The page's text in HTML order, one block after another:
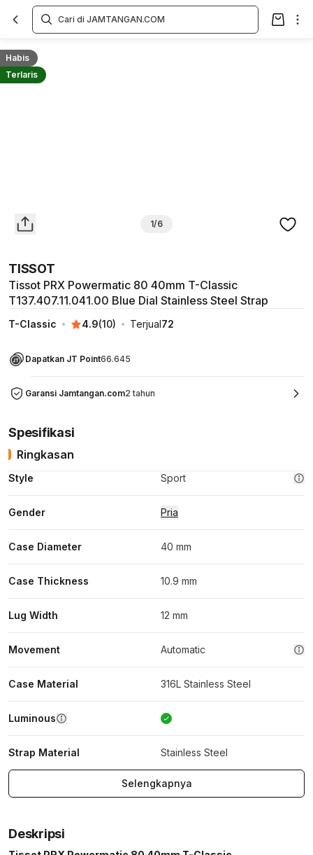
Habis
Terlaris
1/6
TISSOT
Tissot PRX Powermatic 80 40mm T-Classic
T137.407.11.041.00 Blue Dial Stainless Steel Strap
T-Classic 4.9(10) Terjual72
Dapatkan JT Point66.645
Garansi Jamtangan.com2 tahun
Overview
Spesifikasi
Ringkasan
Style Sport
Gender Pria
Case Diameter 40 mm
Case Thickness 10.9 mm
Lug Width 12 mm
Movement Automatic
Case Material 316L Stainless Steel
Luminous
Strap Material Stainless Steel
Selengkapnya
Deskripsi